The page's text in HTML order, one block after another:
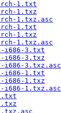
1.txt
1.txz
1.txz.asc
1.txt
1.txz
1.txz.asc
i686-3.txt
i686-3.txz
i686-3.txz.asc
i686-1.txt
i686-1.txz
i686-1.txz.asc